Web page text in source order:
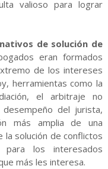
valioso para lograr
de solución de
eran formados
de los intereses
herramientas como la
el arbitraje no
del jurista,
más amplia de una
la solución de conflictos
para los interesados
más les interesa.